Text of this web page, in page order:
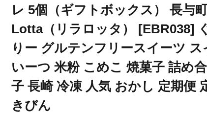
レ 5個（ギフトボックス） 長与
Lotta（リラロッタ） [EBR038]
りー グルテンフリースイーツ ス
いーつ 米粉 こめこ 焼菓子 詰め
子 長崎 冷凍 人気 おかし 定期便
きびん